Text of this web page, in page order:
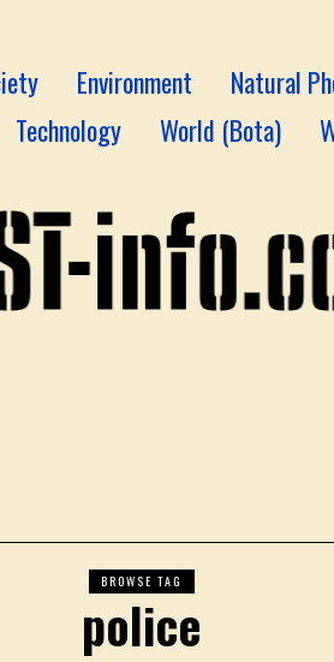
Environment Natural
Technology World (Bota)
BROWSE TAG
police